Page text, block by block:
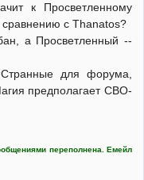
к Просветленному
с Thanatos?
а Просветленный --
для форума,
предполагает СВО-
переполнена. Емейл